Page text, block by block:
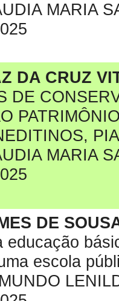
MARIA
DA CRUZ
DE
MARIA
DE
educação
escola